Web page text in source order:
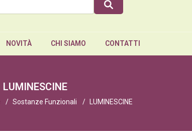
NOVITÀ CHI SIAMO CONTATTI
LUMINESCINE
Sostanze Funzionali LUMINESCINE